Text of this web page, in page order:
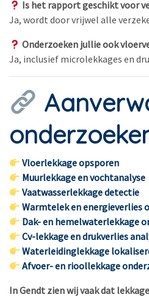
Is het rapport geschikt voor
Ja, wordt door vrijwel alle
Onderzoeken jullie ook
Ja, inclusief microlekkages en
Vloerlekkage opsporen
Muurlekkage en vochtanalyse
Vaatwasserlekkage detectie
Warmtelek en energieverlies
Dak- en hemelwaterlekkage
Cv-lekkage en drukverlies
Waterleidinglekkage
Afvoer- en rioollekkage
In Gendt zien wij vaak dat